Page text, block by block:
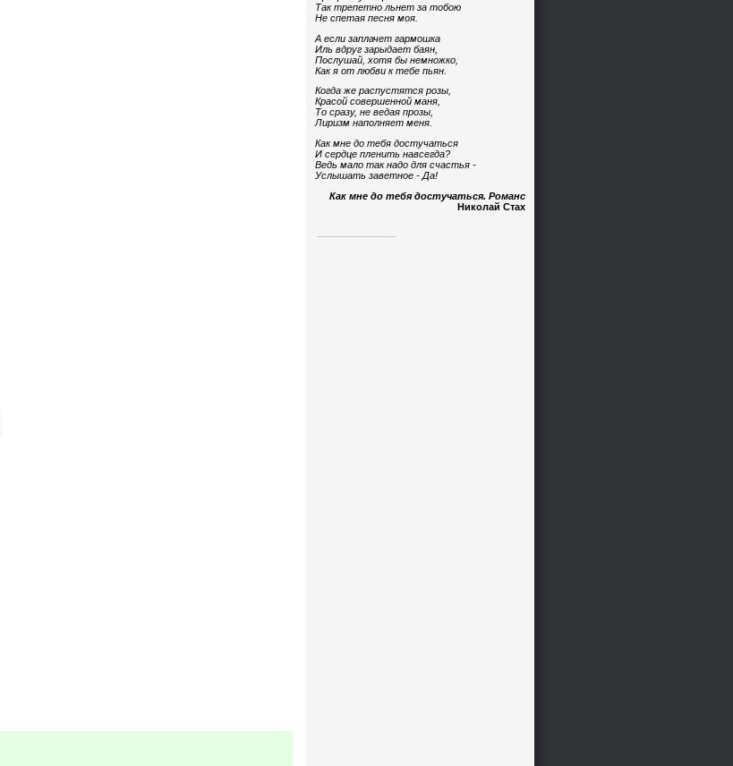
Так трепетно льнет за тобою
Не спетая песня моя.
А если заплачет гармошка
Иль вдруг зарыдает баян,
Послушай, хотя бы немножко,
Как я от любви к тебе пьян.
Когда же распустятся розы,
Красой совершенной маня,
То сразу, не ведая прозы,
Лиризм наполняет меня.
Как мне до тебя достучаться
И сердце пленить навсегда?
Ведь мало так надо для счастья -
Услышать заветное - Да!
Как мне до тебя достучаться. Романс
Николай Стах